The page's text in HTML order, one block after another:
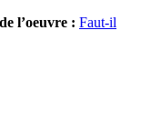
l’oeuvre : Faut-il